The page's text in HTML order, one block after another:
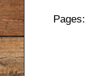
Pages: